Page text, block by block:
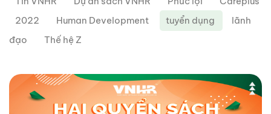
2022
Human Development tuyển dụng
lãnh
đạo
Thế hệ Z